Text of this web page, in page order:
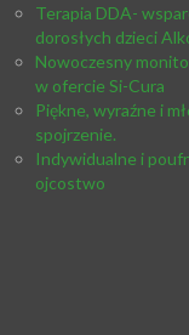
Terapia DDA-
dorosłych dzieci
Nowoczesny
w ofercie Si-Cura
Piękne, wyraźne i
spojrzenie.
Indywidualne i
ojcostwo